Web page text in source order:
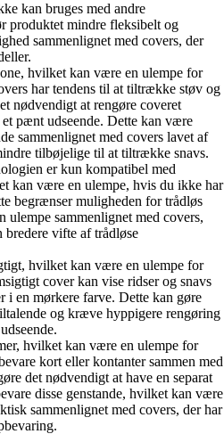
kan bruges med andre
produktet mindre fleksibelt og
sammenlignet med covers, der
hvilket kan være en ulempe for
har tendens til at tiltrække støv og
nødvendigt at rengøre coveret
pænt udseende. Dette kan være
sammenlignet med covers lavet af
tilbøjelige til at tiltrække snavs.
er kun kompatibel med
kan være en ulempe, hvis du ikke har
begrænser muligheden for trådløs
ulempe sammenlignet med covers,
bredere vifte af trådløse
hvilket kan være en ulempe for
cover kan vise ridser og snavs
i en mørkere farve. Dette kan gøre
og kræve hyppigere rengøring
hvilket kan være en ulempe for
kort eller kontanter sammen med
det nødvendigt at have en separat
disse genstande, hvilket kan være
sammenlignet med covers, der har